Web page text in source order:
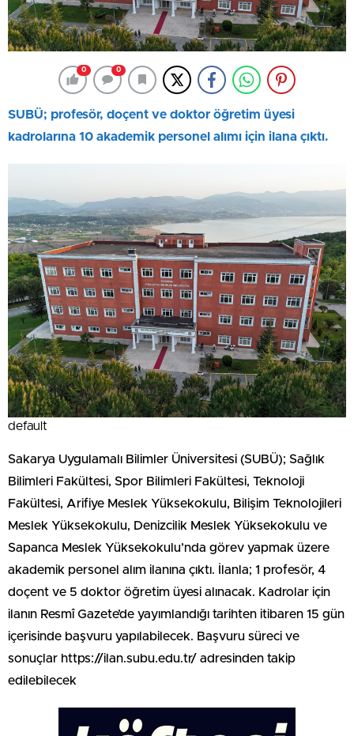
0 0
SUBÜ; profesör, doçent ve doktor öğretim üyesi
kadrolarına 10 akademik personel alımı için ilana çıktı.
default
Sakarya Uygulamalı Bilimler Üniversitesi (SUBÜ); Sağlık
Bilimleri Fakültesi, Spor Bilimleri Fakültesi, Teknoloji
Fakültesi, Arifiye Meslek Yüksekokulu, Bilişim Teknolojileri
Meslek Yüksekokulu, Denizcilik Meslek Yüksekokulu ve
Sapanca Meslek Yüksekokulu’nda görev yapmak üzere
akademik personel alım ilanına çıktı. İlanla; 1 profesör, 4
doçent ve 5 doktor öğretim üyesi alınacak. Kadrolar için
ilanın Resmî Gazete’de yayımlandığı tarihten itibaren 15 gün
içerisinde başvuru yapılabilecek. Başvuru süreci ve
sonuçlar https://ilan.subu.edu.tr/ adresinden takip
edilebilecek